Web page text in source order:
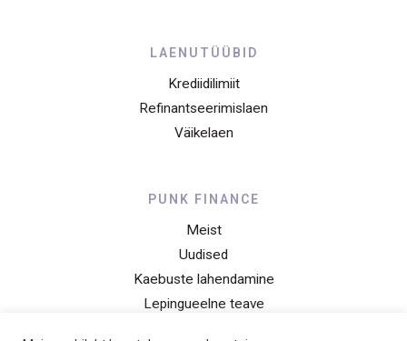
LAENUTÜÜBID
Krediidilimiit
Refinantseerimislaen
Väikelaen
PUNK FINANCE
Meist
Uudised
Kaebuste lahendamine
Lepingueelne teave